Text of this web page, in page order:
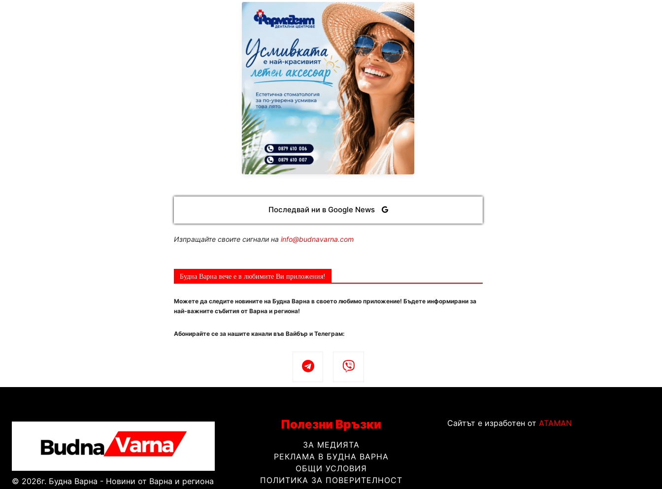
Последвай ни в Google News
Изпращайте своите сигнали на info@budnavarna.com
Будна Варна вече е в любимите Ви приложения!
Можете да следите новините на Будна Варна в своето любимо приложение! Бъдете информирани за
най-важните събития от Варна и региона!
Абонирайте се за нашите канали във Вайбър и Телеграм:
© 2026г. Будна Варна - Новини от Варна и региона
Полезни Връзки
ЗА МЕДИЯТА
РЕКЛАМА В БУДНА ВАРНА
ОБЩИ УСЛОВИЯ
ПОЛИТИКА ЗА ПОВЕРИТЕЛНОСТ
Сайтът е изработен от ATAMAN